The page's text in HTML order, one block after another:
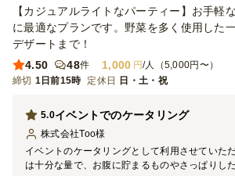
【カジュアルライトなパーティー】お手軽
に最適なプランです。野菜を多く使用した
デザートまで！
4.50
48件 1,000 円/人（5,000円〜）
締切 1日前15時 定休日 日・土・祝
イベントでのケータリング
5.0
株式会社Too様
イベントのケータリングとして利用させていた
は十分な量で、お腹に貯まるものやさっぱりし